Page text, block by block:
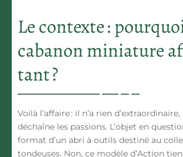
Le contexte :
cabanon miniature
tant ?
Voilà l’affaire : il n’a rien
déchaîne les passions. L’objet en
format d’un abri à outils destiné au
tondeuses. Non, ce modèle d’Action